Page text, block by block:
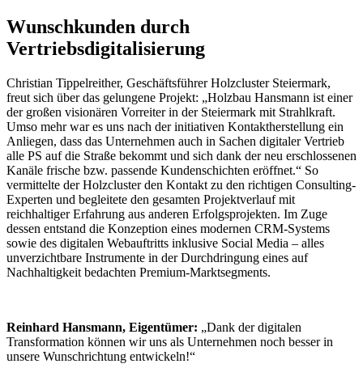
Wunschkunden durch
Vertriebsdigitalisierung
Christian Tippelreither, Geschäftsführer Holzcluster Steiermark,
freut sich über das gelungene Projekt: „Holzbau Hansmann ist einer
der großen visionären Vorreiter in der Steiermark mit Strahlkraft.
Umso mehr war es uns nach der initiativen Kontaktherstellung ein
Anliegen, dass das Unternehmen auch in Sachen digitaler Vertrieb
alle PS auf die Straße bekommt und sich dank der neu erschlossenen
Kanäle frische bzw. passende Kundenschichten eröffnet.“ So
vermittelte der Holzcluster den Kontakt zu den richtigen Consulting-
Experten und begleitete den gesamten Projektverlauf mit
reichhaltiger Erfahrung aus anderen Erfolgsprojekten. Im Zuge
dessen entstand die Konzeption eines modernen CRM-Systems
sowie des digitalen Webauftritts inklusive Social Media – alles
unverzichtbare Instrumente in der Durchdringung eines auf
Nachhaltigkeit bedachten Premium-Marktsegments.
Reinhard Hansmann, Eigentümer: „Dank der digitalen
Transformation können wir uns als Unternehmen noch besser in
unsere Wunschrichtung entwickeln!“